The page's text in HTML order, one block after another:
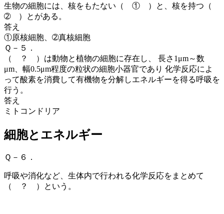
生物の細胞には、核をもたない（ ① ）
と、核を持つ（
➁ ）
とがある。
答え
①原核細胞、➁真核細胞
Ｑ－５．
（ ？ ） は動物と植物の細胞に存在し、 長さ1μm～数
μm、幅0.5μm程度の粒状の細胞小器官であり 化学反応によ
って酸素を消費して有機物を分解しエネルギーを得る呼吸を
行う。
答え
ミトコンドリア
細胞とエネルギー
Ｑ－６．
呼吸や消化など、生体内で行われる化学反応をまとめて
（ ？ ）という。